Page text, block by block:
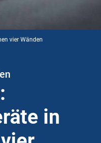
vier Wänden
in